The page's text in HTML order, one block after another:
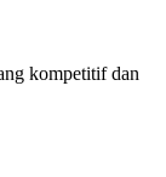
kompetitif dan